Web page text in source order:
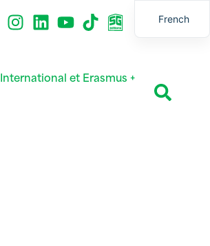
International et Erasmus +
French